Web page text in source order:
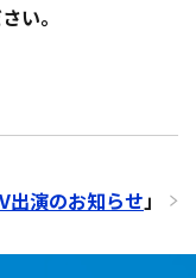
い。
出演のお知らせ 」